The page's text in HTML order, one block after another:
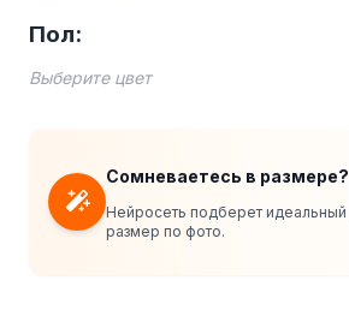
Пол:
Выберите цвет
Сомневаетесь в размере?
Нейросеть подберет идеальный
размер по фото.